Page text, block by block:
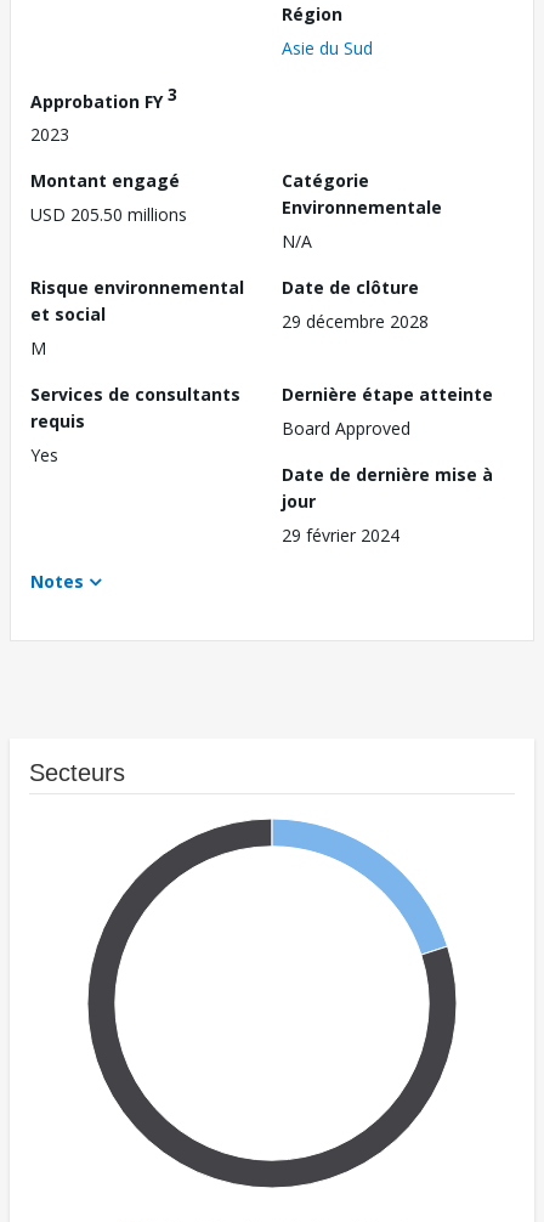
Région
Asie du Sud
Approbation FY3
2023
Montant engagé
USD 205.50 millions
Catégorie
Environnementale
N/A
Risque environnemental
et social
M
Date de clôture
29 décembre 2028
Services de consultants
requis
Yes
Dernière étape atteinte
Board Approved
Date de dernière mise à
jour
29 février 2024
Notes
Secteurs